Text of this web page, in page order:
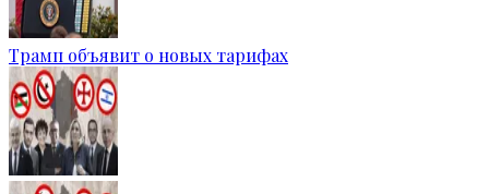
Трамп объявит о новых тарифах